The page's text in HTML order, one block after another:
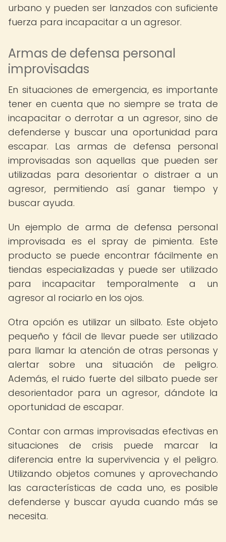
urbano y pueden ser lanzados con suficiente
fuerza para incapacitar a un agresor.
Armas de defensa personal
improvisadas
En situaciones de emergencia, es importante
tener en cuenta que no siempre se trata de
incapacitar o derrotar a un agresor, sino de
defenderse y buscar una oportunidad para
escapar. Las armas de defensa personal
improvisadas son aquellas que pueden ser
utilizadas para desorientar o distraer a un
agresor, permitiendo así ganar tiempo y
buscar ayuda.
Un ejemplo de arma de defensa personal
improvisada es el spray de pimienta. Este
producto se puede encontrar fácilmente en
tiendas especializadas y puede ser utilizado
para incapacitar temporalmente a un
agresor al rociarlo en los ojos.
Otra opción es utilizar un silbato. Este objeto
pequeño y fácil de llevar puede ser utilizado
para llamar la atención de otras personas y
alertar sobre una situación de peligro.
Además, el ruido fuerte del silbato puede ser
desorientador para un agresor, dándote la
oportunidad de escapar.
Contar con armas improvisadas efectivas en
situaciones de crisis puede marcar la
diferencia entre la supervivencia y el peligro.
Utilizando objetos comunes y aprovechando
las características de cada uno, es posible
defenderse y buscar ayuda cuando más se
necesita.